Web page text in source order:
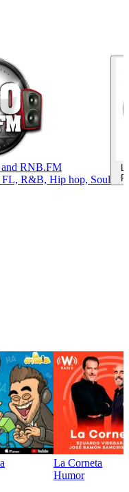
RNB.FM
FL, R&B, Hip hop, Soul
La Corneta
Humor